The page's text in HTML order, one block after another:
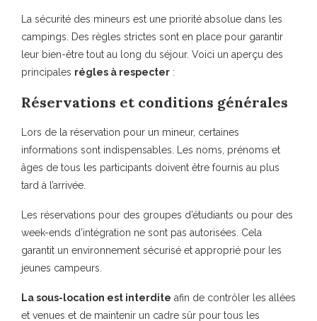
La sécurité des mineurs est une priorité absolue dans les
campings. Des règles strictes sont en place pour garantir
leur bien-être tout au long du séjour. Voici un aperçu des
principales régles à respecter :
Réservations et conditions générales
Lors de la réservation pour un mineur, certaines
informations sont indispensables. Les noms, prénoms et
âges de tous les participants doivent être fournis au plus
tard à l’arrivée.
Les réservations pour des groupes d’étudiants ou pour des
week-ends d’intégration ne sont pas autorisées. Cela
garantit un environnement sécurisé et approprié pour les
jeunes campeurs.
La sous-location est interdite afin de contrôler les allées
et venues et de maintenir un cadre sûr pour tous les